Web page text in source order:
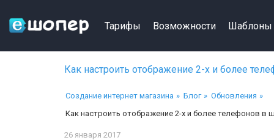
Тарифы Возможности Шаблоны
Как настроить отображение 2-х и более
Создание интернет магазина Блог
Обновления
Как настроить отображение 2-х и более телефонов в
26 января 2017